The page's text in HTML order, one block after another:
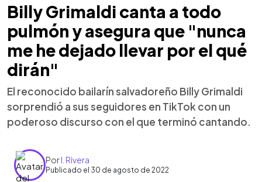
Billy Grimaldi canta a todo
pulmón y asegura que "nunca
me he dejado llevar por el qué
dirán"
El reconocido bailarín salvadoreño Billy Grimaldi
sorprendió a sus seguidores en TikTok con un
poderoso discurso con el que terminó cantando.
PorI. Rivera
Publicado el 30 de agosto de 2022